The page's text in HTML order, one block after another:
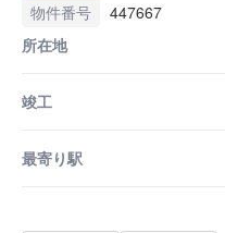
物件番号
447667
所在地
竣工
最寄り駅